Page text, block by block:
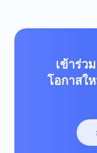
เข้าร่ว
โอกาสใ